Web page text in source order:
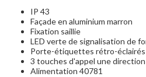
IP 43
Façade en aluminium marron
Fixation saillie
LED verte de signalisation de
Porte-étiquettes rétro-éclairés
3 touches d'appel une direction
Alimentation 40781